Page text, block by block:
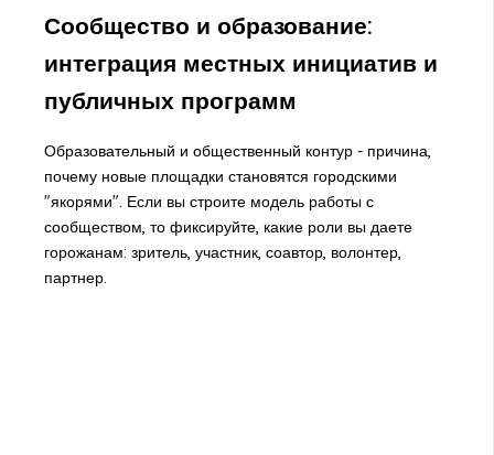
Сообщество и образование:
интеграция местных инициатив и
публичных программ
Образовательный и общественный контур - причина,
почему новые площадки становятся городскими
"якорями". Если вы строите модель работы с
сообществом, то фиксируйте, какие роли вы даете
горожанам: зритель, участник, соавтор, волонтер,
партнер.